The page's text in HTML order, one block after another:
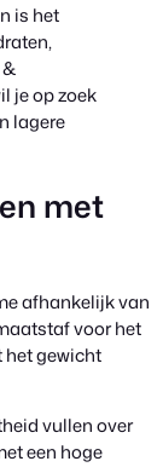
is het
je op zoek
lagere
met
afhankelijk van
voor het
gewicht
vullen over
een hoge